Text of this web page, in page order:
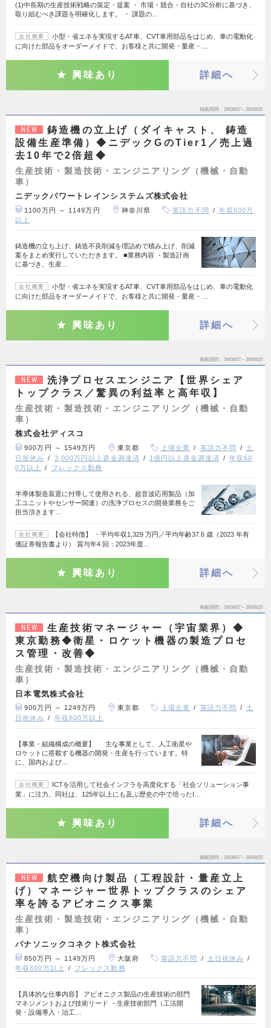
(1)中長期の生産技術戦略の策定・提案 ・ 市場・競合・自社の3C分析に基づき、
取り組むべき課題を明確化します。 ・ 課題の…
会社概要
小型・省エネを実現するAT車、CVT車用部品をはじめ、車の電動化
に向けた部品をオーダーメイドで、お客様と共に開発・量産・…
興味あり 詳細へ
掲載期間 26/08/07～26/08/20
NEW
鋳造機の立上げ（ダイキャスト、 鋳造
設備生産準備）◆ニデックGのTier1／売上過
去10年で2倍超◆
生産技術・製造技術・エンジニアリング（機械・自動
車）
ニデックパワートレインシステムズ株式会社
1100万円 ～ 1149万円 神奈川県 英語力不問
年収600万
以上
鋳造機の立ち上げ、鋳造不良削減を理詰めで積み上げ、削減
案をまとめ実行していただきます。 ■業務内容 ・製造計画
に基づき、生産…
会社概要
小型・省エネを実現するAT車、CVT車用部品をはじめ、車の電動化
に向けた部品をオーダーメイドで、お客様と共に開発・量産・…
興味あり 詳細へ
掲載期間 26/08/07～26/08/20
NEW
洗浄プロセスエンジニア【世界シェア
トップクラス／驚異の利益率と高年収】
生産技術・製造技術・エンジニアリング（機械・自動
車）
株式会社ディスコ
900万円 ～ 1549万円 東京都 上場企業 英語力不問
土
日祝休み
3,000万円以上資金調達済 1億円以上資金調達済
年収60
0万以上
フレックス勤務
半導体製造装置に付帯して使用される、超音波応用製品（加
工ユニットやセンサー関連）の洗浄プロセスの開発業務をご
担当頂きます…
会社概要
【会社特徴】 ・平均年収1,329 万円／平均年齢37.6 歳（2023 年有
価証券報告書より） 賞与年4 回：2023年度…
興味あり 詳細へ
掲載期間 26/08/07～26/08/20
NEW
生産技術マネージャー（宇宙業界）◆
東京勤務◆衛星・ロケット機器の製造プロセ
ス管理・改善◆
生産技術・製造技術・エンジニアリング（機械・自動
車）
日本電気株式会社
900万円 ～ 1249万円 東京都 上場企業 英語力不問
土
日祝休み
年収600万以上
【事業・組織構成の概要】 主な事業として、人工衛星や
ロケットに搭載する機器の開発・生産を行っています。特
に、国内および…
会社概要
ICTを活用して社会インフラを高度化する「社会ソリューション事
業」に注力。同社は、125年以上にも及ぶ歴史の中で培ったI…
興味あり 詳細へ
掲載期間 26/08/07～26/08/20
NEW
航空機向け製品（工程設計・量産立上
げ）マネージャー世界トップクラスのシェア
率を誇るアビオニクス事業
生産技術・製造技術・エンジニアリング（機械・自動
車）
パナソニックコネクト株式会社
850万円 ～ 1149万円 大阪府 英語力不問
土日祝休み
年収600万以上
フレックス勤務
【具体的な仕事内容】 アビオニクス製品の生産技術の部門
マネジメントおよび技術リード ・生産技術部門（工法開
発・設備導入・治工…